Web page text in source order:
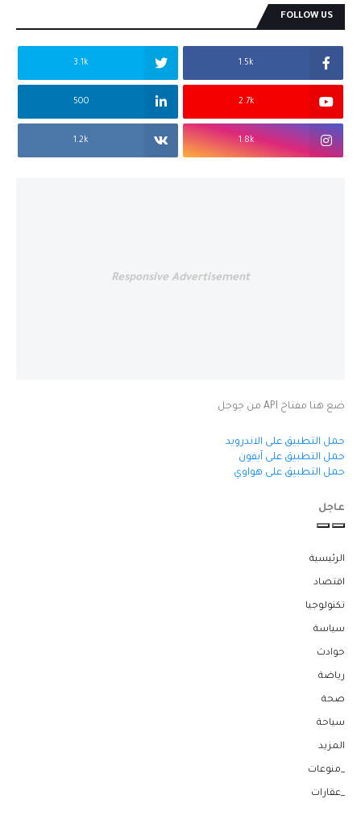
FOLLOW US
1.5k
3.1k
2.7k
500
1.8k
1.2k
Responsive Advertisement
ضع هنا مفتاح API من جوجل
حمل التطبيق على الاندرويد
حمل التطبيق على آيفون
حمل التطبيق على هواوي
عاجل
الرئيسية
اقتصاد
تكنولوجيا
سياسة
حوادث
رياضة
صحة
سياحة
المزيد
_منوعات
_عقارات